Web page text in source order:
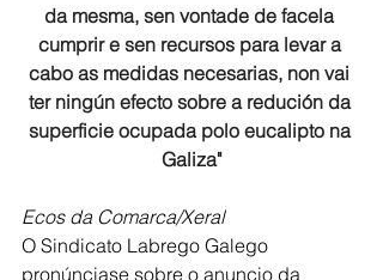
da mesma, sen vontade de facela
cumprir e sen recursos para levar a
cabo as medidas necesarias, non vai
ter ningún efecto sobre a redución da
superficie ocupada polo eucalipto na
Galiza"
Ecos da Comarca/Xeral
O Sindicato Labrego Galego
pronúnciase sobre o anuncio da